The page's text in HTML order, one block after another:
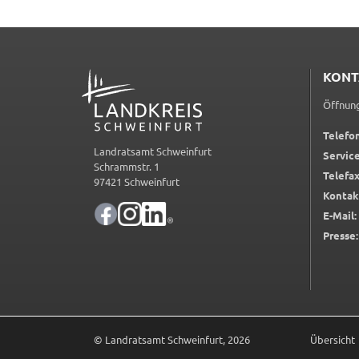
ADRESSE
Landratsamt Schweinfurt
Schrammstr. 1
97421 Schweinfurt
E-Mail:
Presse:
© Landratsamt Schweinfurt, 2026 Übersicht
Name:
Anbieter: Landratsamt Schweinfurt
Erzeugt statistische Daten darüber, wie
der Besucher die Website nutzt.
Cookie Laufzeit: 2 Stunden
_pk_ses
Zweck:
Kurzzeitiges Cookie, um
Daten des Besuchs zu speichern.